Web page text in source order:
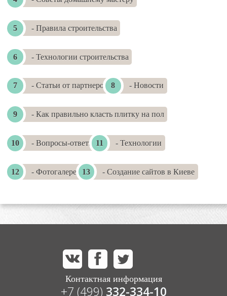
- Правила строительства
- Технологии строительства
- Статьи от партнеров - Новости
- Как правильно класть плитку на пол
- Вопросы-ответы - Технологии
- Фотогалереи - Создание сайтов в Киеве
Контактная информация
+7 (499) 332-334-10